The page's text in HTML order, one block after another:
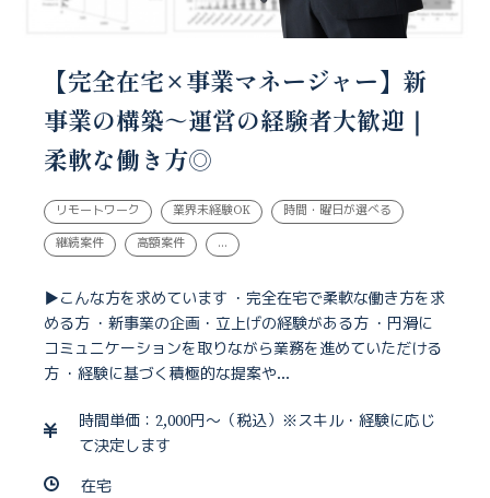
【完全在宅×事業マネージャー】新
事業の構築～運営の経験者大歓迎｜
柔軟な働き方◎
リモートワーク 業界未経験OK 時間・曜日が選べる
継続案件 高額案件 ...
▶こんな方を求めています ・完全在宅で柔軟な働き方を求
める方 ・新事業の企画・立上げの経験がある方 ・円滑に
コミュニケーションを取りながら業務を進めていただける
方 ・経験に基づく積極的な提案や...
時間単価：2,000円～（税込）※スキル・経験に応じ
て決定します
在宅